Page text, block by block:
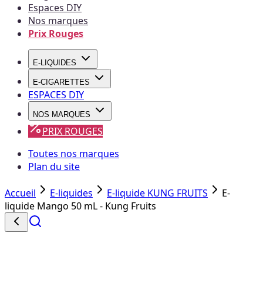
Espaces DIY
Nos marques
Prix Rouges
E-LIQUIDES
E-CIGARETTES
ESPACES DIY
NOS MARQUES
PRIX ROUGES
Toutes nos marques
Plan du site
Accueil E-liquides E-liquide KUNG FRUITS
E-
liquide Mango 50 mL - Kung Fruits